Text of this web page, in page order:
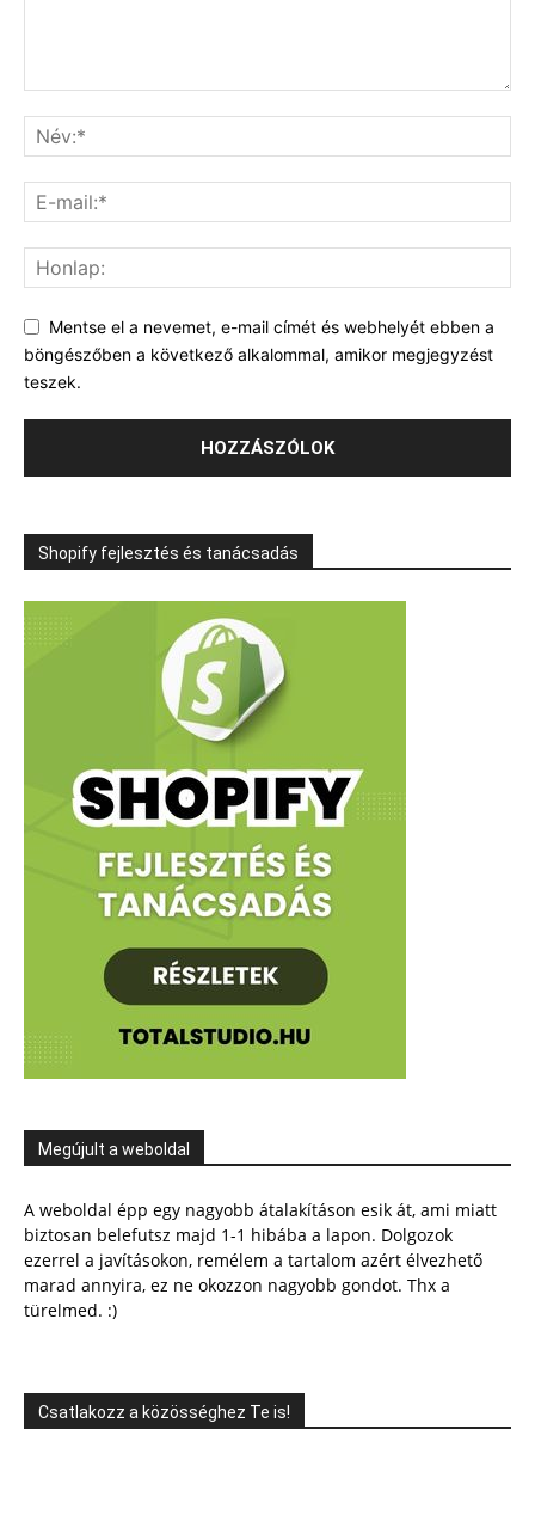
Mentse el a nevemet, e-mail címét és webhelyét ebben a
böngészőben a következő alkalommal, amikor megjegyzést
teszek.
Shopify fejlesztés és tanácsadás
Megújult a weboldal
A weboldal épp egy nagyobb átalakításon esik át, ami miatt
biztosan belefutsz majd 1-1 hibába a lapon. Dolgozok
ezerrel a javításokon, remélem a tartalom azért élvezhető
marad annyira, ez ne okozzon nagyobb gondot. Thx a
türelmed. :)
Csatlakozz a közösséghez Te is!